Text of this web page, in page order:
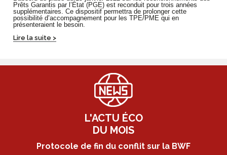
Prêts Garantis par l’État (PGE) est reconduit pour trois années
supplémentaires. Ce dispositif permettra de prolonger cette
possibilité d’accompagnement pour les TPE/PME qui en
présenteraient le besoin.
Lire la suite >
L'ACTU ÉCO
DU MOIS
Protocole de fin du conflit sur la BWF